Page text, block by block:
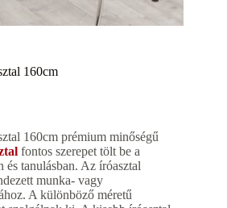
160cm
160cm prémium minőségű
fontos szerepet tölt be a
és tanulásban. Az íróasztal
munka- vagy
A különböző méretű